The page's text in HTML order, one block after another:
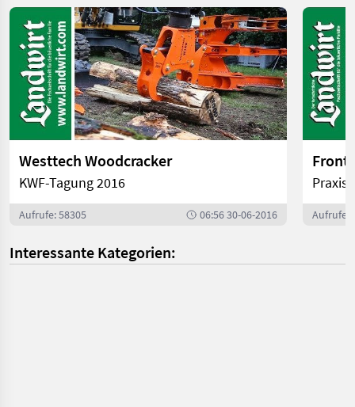
Westtech Woodcracker
KWF-Tagung 2016
Aufrufe: 58305 06:56 30-06-2016 Aufrufe:
Interessante Kategorien: